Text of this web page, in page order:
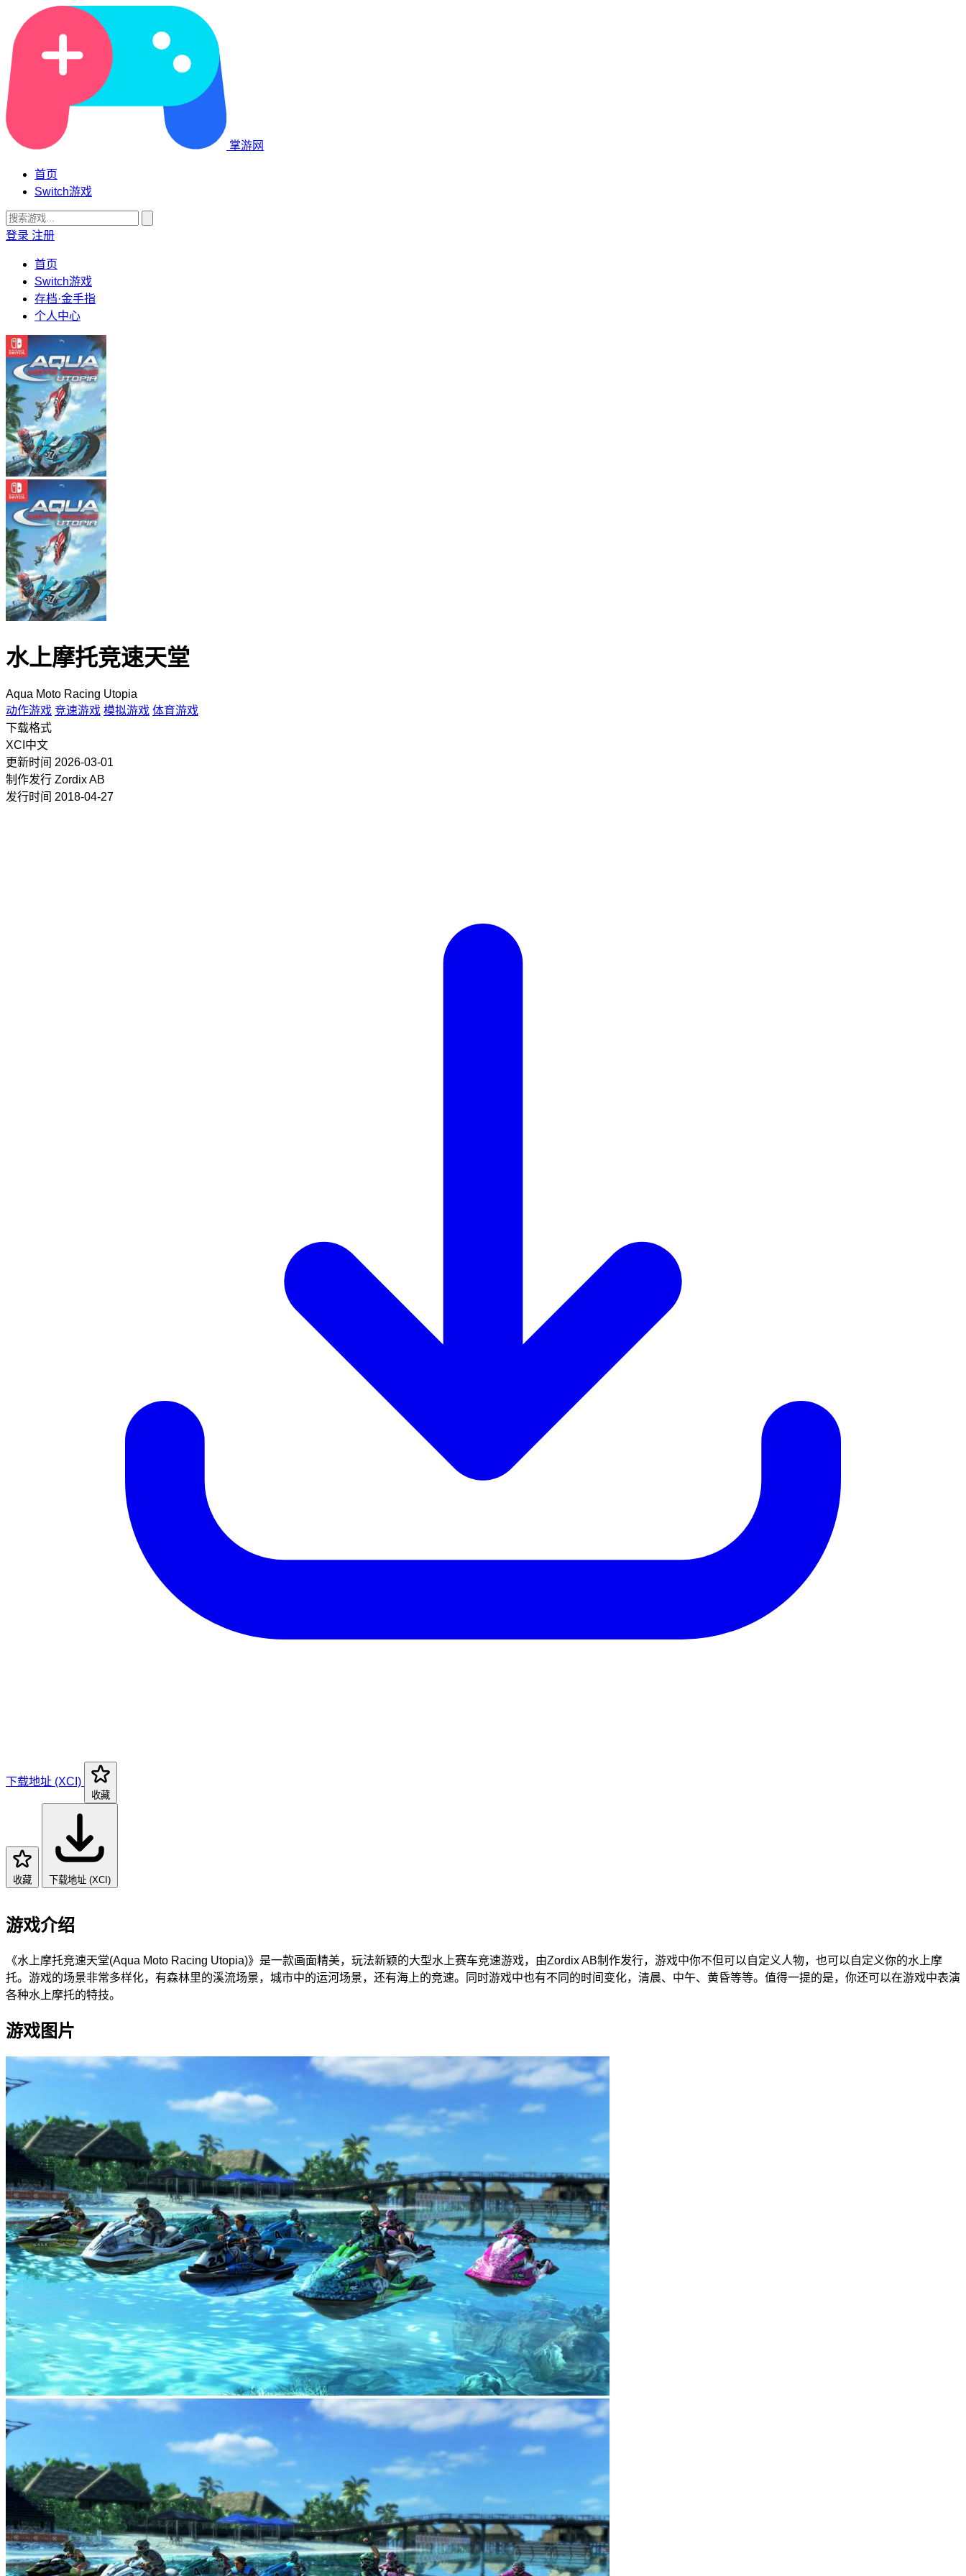
掌游网
首页
Switch游戏
登录 注册
首页
Switch游戏
存档·金手指
个人中心
水上摩托竞速天堂
Aqua Moto Racing Utopia
动作游戏 竞速游戏 模拟游戏 体育游戏
下载格式
XCI 中文
更新时间 2026-03-01
制作发行 Zordix AB
发行时间 2018-04-27
下载地址 (XCI)
收藏
收藏 下载地址 (XCI)
游戏介绍
《水上摩托竞速天堂(Aqua Moto Racing Utopia)》是一款画面精美，玩法新颖的大型水上赛车竞速游戏，由Zordix AB制作发行，游戏中你不但可以自定义人物，也可以自定义你的水上摩
托。游戏的场景非常多样化，有森林里的溪流场景，城市中的运河场景，还有海上的竞速。同时游戏中也有不同的时间变化，清晨、中午、黄昏等等。值得一提的是，你还可以在游戏中表演
各种水上摩托的特技。
游戏图片